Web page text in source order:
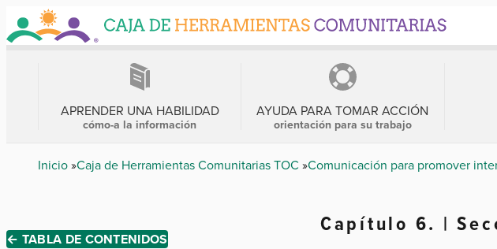
Skip
to
main
APRENDER UNA HABILIDAD
cómo-a la información
AYUDA PARA TOMAR ACCIÓN
orientación para su trabajo
Breadcrumb
Inicio Caja de Herramientas Comunitarias TOC Comunicación para promover
← TABLA DE CONTENIDOS
Capítulo 6. |